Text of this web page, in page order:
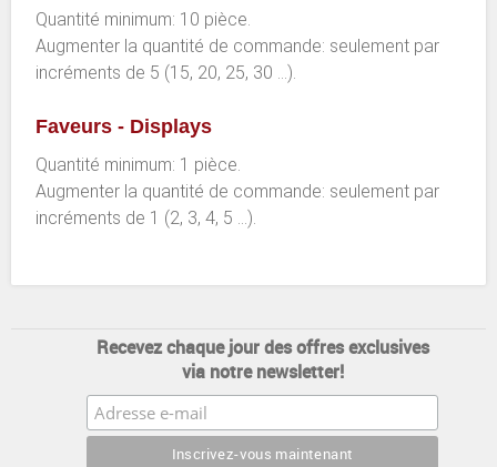
Quantité minimum: 10 pièce.
Augmenter la quantité de commande: seulement par
incréments de 5 (15, 20, 25, 30 ...).
Faveurs - Displays
Quantité minimum: 1 pièce.
Augmenter la quantité de commande: seulement par
incréments de 1 (2, 3, 4, 5 ...).
Recevez chaque jour des offres exclusives
via notre newsletter!